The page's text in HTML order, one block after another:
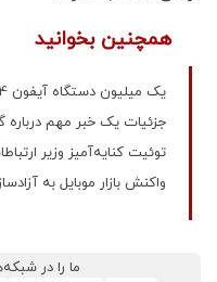
همچنین بخوانید
یک میلیون دستگاه آیفون 14 و 15 فعال شد
جزئیات یک خبر مهم
توئیت کنایه‌آمیز وزیر
واکنش بازار موبایل به
ما را در